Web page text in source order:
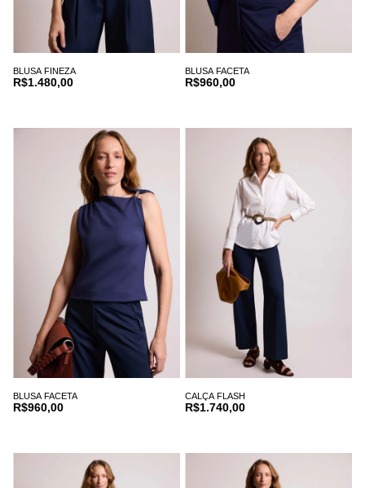
BLUSA FINEZA
R$1.480,00
BLUSA FACETA
R$960,00
BLUSA FACETA
R$960,00
CALÇA FLASH
R$1.740,00